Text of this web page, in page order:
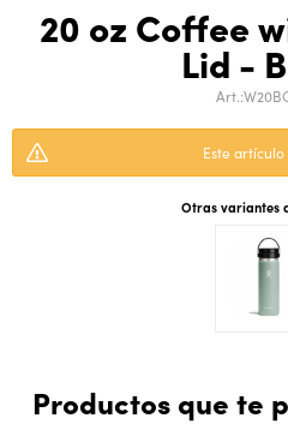
20 oz Coffee
Lid -
Este
Otras variantes
Productos que te